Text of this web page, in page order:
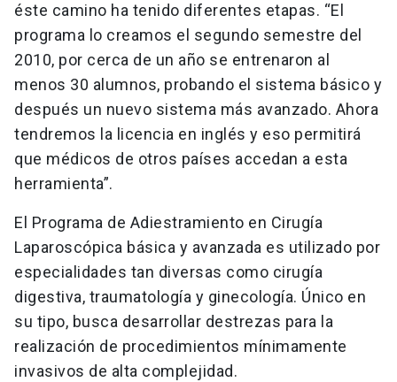
éste camino ha tenido diferentes etapas. “El
programa lo creamos el segundo semestre del
2010, por cerca de un año se entrenaron al
menos 30 alumnos, probando el sistema básico y
después un nuevo sistema más avanzado. Ahora
tendremos la licencia en inglés y eso permitirá
que médicos de otros países accedan a esta
herramienta”.
El Programa de Adiestramiento en Cirugía
Laparoscópica básica y avanzada es utilizado por
especialidades tan diversas como cirugía
digestiva, traumatología y ginecología. Único en
su tipo, busca desarrollar destrezas para la
realización de procedimientos mínimamente
invasivos de alta complejidad.